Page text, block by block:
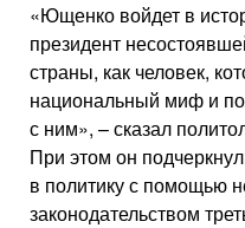
«Ющенко войдет в
президент
страны, как человек,
национальный миф и
с ним», – сказал
При этом он
в политику с помощью
законодательством